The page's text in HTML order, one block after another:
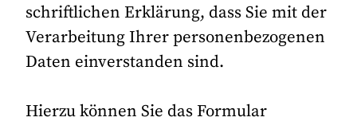
schriftlichen Erklärung, dass Sie mit der
Verarbeitung Ihrer personenbezogenen
Daten einverstanden sind.
Hierzu können Sie das Formular